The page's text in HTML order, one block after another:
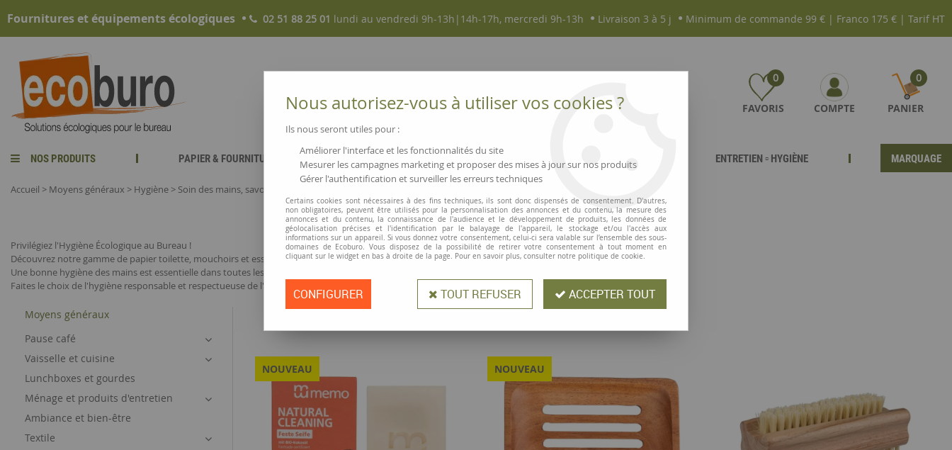
Fournitures et équipements écologiques 02 51 88 25 01 lundi au vendredi 9h-13h|14h-17h, mercredi 9h-13h Livraison 3 à 5 j Minimum de commande 99 € | Franco 175 € | Tarif HT
0
FAVORIS COMPTE
0
PANIER
NOS PRODUITS PAPIER & FOURNITURES NOUVEAUTÉS MAGASINS ▫ COMMERCES ENTRETIEN ▫ HYGIÈNE MARQUAGE
Accueil > Moyens généraux > Hygiène > Soin des mains, savons, accessoires
SOIN DES MAINS, SAVONS, ACCESSOIRES
Privilégiez l'Hygiène Écologique au Bureau !
Découvrez notre gamme de papier toilette, mouchoirs et essuie-mains en papier recyclé : des choix durables pour une hygiène irréprochable !
Une bonne hygiène des mains est essentielle dans toutes les entreprises, quels que soient les secteurs d'activité. Gardez vos mains propres et votre esprit clair !
Faites le choix de l'hygiène responsable et respectueuse de l'environnement !
Moyens généraux
Pause café
Vaisselle et cuisine
Lunchboxes et gourdes
Ménage et produits d'entretien
Ambiance et bien-être
Textile
NOUVEAU NOUVEAU
Nous autorisez-vous à utiliser vos cookies ?
Ils nous seront utiles pour :
Améliorer l'interface et les fonctionnalités du site
Mesurer les campagnes marketing et proposer des mises à jour sur nos produits
Gérer l'authentification et surveiller les erreurs techniques
Certains cookies sont nécessaires à des fins techniques, ils sont donc dispensés de consentement. D'autres,
non obligatoires, peuvent être utilisés pour la personnalisation des annonces et du contenu, la mesure des
annonces et du contenu, la connaissance de l'audience et le développement de produits, les données de
géolocalisation précises et l'identification par le balayage de l'appareil, le stockage et/ou l'accès aux
informations sur un appareil. Si vous donnez votre consentement, celui-ci sera valable sur l’ensemble des sous-
domaines de Ecoburo. Vous disposez de la possibilité de retirer votre consentement à tout moment en
cliquant sur le widget en bas à droite de la page. Pour en savoir plus, consulter notre politique de cookie.
CONFIGURER TOUT REFUSER ACCEPTER TOUT